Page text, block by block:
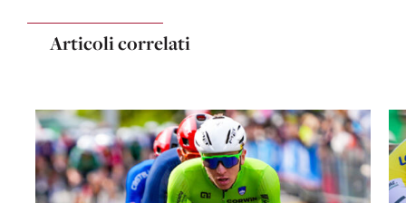
Articoli correlati